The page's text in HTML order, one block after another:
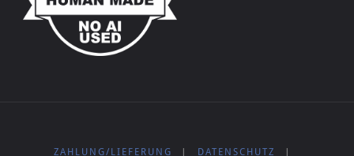
ZAHLUNG/LIEFERUNG DATENSCHUTZ